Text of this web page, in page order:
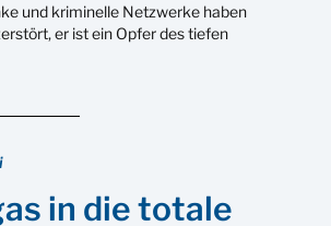
und kriminelle Netzwerke haben
er ist ein Opfer des tiefen
in die totale